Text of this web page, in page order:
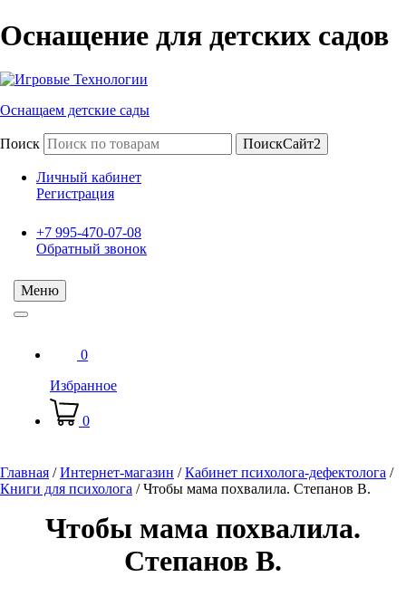
Оснащение для детских садов
Оснащаем детские сады
Поиск ПоискСайт2
Личный кабинет
Регистрация
+7 995-470-07-08
Обратный звонок
Меню
0
Избранное
0
Главная /Интернет-магазин /Кабинет психолога-дефектолога /
Книги для психолога /Чтобы мама похвалила. Степанов В.
Чтобы мама похвалила.
Степанов В.